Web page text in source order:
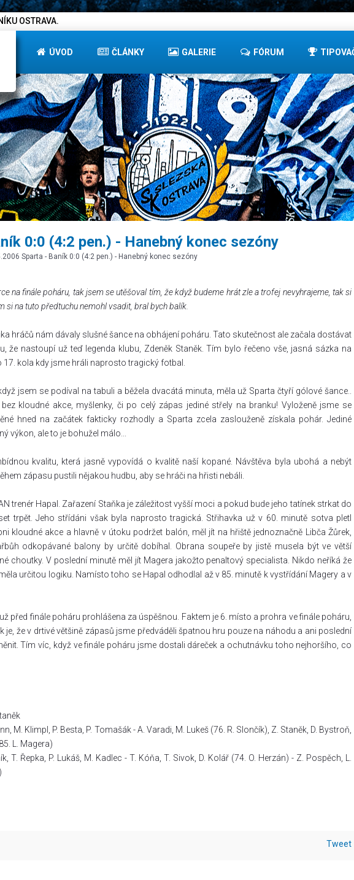
OSTRAVA.
ÚVOD ČLÁNKY GALERIE FÓRUM
0:0 (4:2 pen.) - Hanebný konec sezóny
Sparta - Baník 0:0 (4:2 pen.) - Hanebný konec sezóny
na finále poháru, tak jsem se utěšoval tím, že když budeme hrát zle a trofej nevyhrajeme, tak si
si na tuto předtuchu nemohl vsadit, bral bych balík.
hráčů nám dávaly slušné šance na obhájení poháru. Tato skutečnost ale začala dostávat
že nastoupí už teď legenda klubu, Zdeněk Staněk. Tím bylo řečeno vše, jasná sázka na
kola kdy jsme hráli naprosto tragický fotbal.
jsem se podíval na tabuli a běžela dvacátá minuta, měla už Sparta čtyří gólové šance..
kloudné akce, myšlenky, či po celý zápas jediné střely na branku! Vyloženě jsme se
hned na začátek fakticky rozhodly a Sparta zcela zaslouženě získala pohár. Jediné
výkon, ale to je bohužel málo...
kvalitu, která jasně vypovídá o kvalitě naší kopané. Návštěva byla ubohá a nebýt
zápasu pustili nějakou hudbu, aby se hráči na hřisti nebáli.
trenér Hapal. Zařazení Staňka je záležitost vyšší moci a pokud bude jeho tatínek strkat do
trpět. Jeho střídáni však byla naprosto tragická. Střihavka už v 60. minutě sotva pletl
kloudné akce a hlavně v útoku podržet balón, měl jít na hřiště jednoznačně Libča Žůrek,
odkopávané balony by určitě dobíhal. Obrana soupeře by jistě musela být ve větší
choutky. V poslední minutě měl jít Magera jakožto penaltový specialista. Nikdo neříká že
určitou logiku. Namísto toho se Hapal odhodlal až v 85. minutě k vystřídání Magery a v
před finále poháru prohlášena za úspěšnou. Faktem je 6. místo a prohra ve finále poháru,
je, že v drtivé většině zápasů jsme předváděli špatnou hru pouze na náhodu a ani poslední
Tím víc, když ve finále poháru jsme dostali dáreček a ochutnávku toho nejhoršího, co
M. Klimpl, P. Besta, P. Tomašák - A. Varadi, M. Lukeš (76. R. Slončík), Z. Staněk, D. Bystroň,
L. Magera)
T. Řepka, P. Lukáš, M. Kadlec - T. Kóňa, T. Sivok, D. Kolář (74. O. Herzán) - Z. Pospěch, L.
Tweet